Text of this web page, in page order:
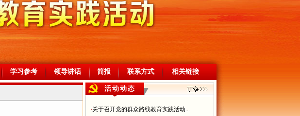
学习参考 领导讲话 简报 联系方式 相关链接
活动动态
·关于召开党的群众路线教育实践活动...